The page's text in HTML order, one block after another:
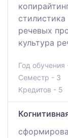
речевых
культура
Год обучения
Семестр - 3
Кредитов - 5